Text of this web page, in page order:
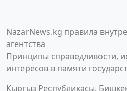
NazarNews.kg правила
агентства
Принципы справедливости,
интересов в памяти
Кыргыз Республикасы,